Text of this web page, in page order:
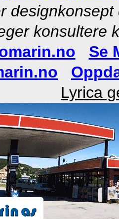
designkonsept
konsultere
Se
Lyrica